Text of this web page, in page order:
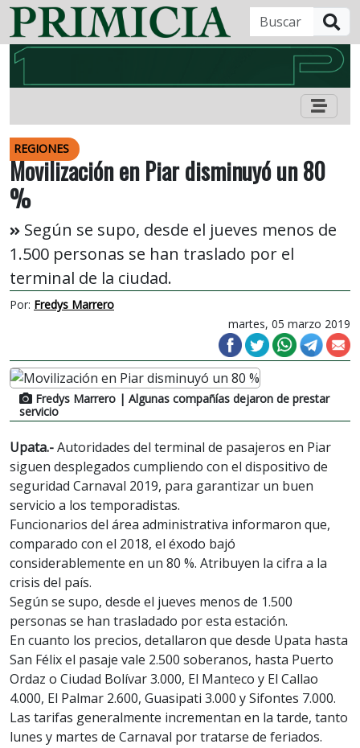
REGIONES
Movilización en Piar disminuyó un 80
%
Según se supo, desde el jueves menos de
1.500 personas se han traslado por el
terminal de la ciudad.
Por: Fredys Marrero
martes, 05 marzo 2019
Fredys Marrero | Algunas compañías dejaron de prestar
servicio
Upata.-Autoridades del terminal de pasajeros en Piar
siguen desplegados cumpliendo con el dispositivo de
seguridad Carnaval 2019, para garantizar un buen
servicio a los temporadistas.
Funcionarios del área administrativa informaron que,
comparado con el 2018, el éxodo bajó
considerablemente en un 80 %. Atribuyen la cifra a la
crisis del país.
Según se supo, desde el jueves menos de 1.500
personas se han trasladado por esta estación.
En cuanto los precios, detallaron que desde Upata hasta
San Félix el pasaje vale 2.500 soberanos, hasta Puerto
Ordaz o Ciudad Bolívar 3.000, El Manteco y El Callao
4.000, El Palmar 2.600, Guasipati 3.000 y Sifontes 7.000.
Las tarifas generalmente incrementan en la tarde, tanto
lunes y martes de Carnaval por tratarse de feriados.